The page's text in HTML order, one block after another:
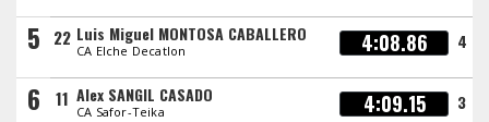
5 22 Luis Miguel MONTOSA CABALLERO
CA Elche Decatlon 4:08.86 4
6 11 Alex SANGIL CASADO
CA Safor-Teika 4:09.15 3